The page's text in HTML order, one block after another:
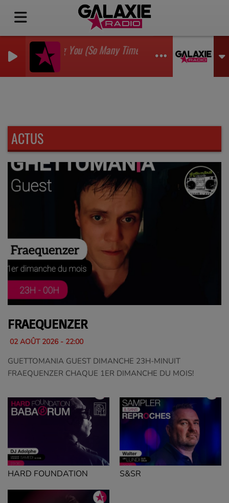
I'm Watching You (So Many Times) (Sean Finn Remix)
GADJO
ACTUS
FRAEQUENZER
02 AOÛT 2026 - 22:00
GUETTOMANIA GUEST DIMANCHE 23H-MINUIT
FRAEQUENZER CHAQUE 1ER DIMANCHE DU MOIS!
HARD FOUNDATION S&SR